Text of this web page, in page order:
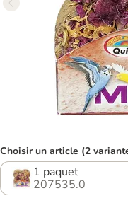
Choisir un article (2
1 paquet
207535.0